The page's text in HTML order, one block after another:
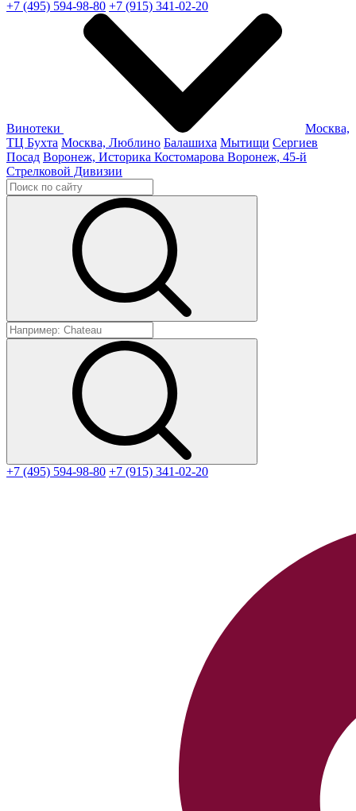
+7 (495) 594-98-80 +7 (915) 341-02-20
Винотеки
Москва,
ТЦ Бухта Москва, Люблино Балашиха Мытищи Сергиев
Посад Воронеж, Историка Костомарова Воронеж, 45-й
Стрелковой Дивизии
+7 (495) 594-98-80 +7 (915) 341-02-20